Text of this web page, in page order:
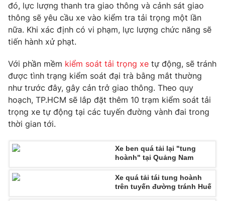
Phim VTV
Hậu trường
Nhân vật
Khán giả
Giải sao mai
Giải trí
Điện ảnh
Sao
Đời sống
Du lịch
Làm đẹp
Chất lượng cuộc sống
Giáo dục
Tuyển sinh
Học trực tuyến
Công nghệ
Hitech Công nghệ tương lai
Sản phẩm
Tư vấn
Giao lưu trực tuyến
Chuyên mục khác
đó, lực lượng thanh tra giao thông và cảnh sát giao
thông sẽ yêu cầu xe vào kiểm tra tải trọng một lần
nữa. Khi xác định có vi phạm, lực lượng chức năng sẽ
tiến hành xử phạt.
Với phần mềm kiểm soát tải trọng xe tự động, sẽ tránh
được tình trạng kiểm soát đại trà bằng mắt thường
như trước đây, gây cản trở giao thông. Theo quy
hoạch, TP.HCM sẽ lắp đặt thêm 10 trạm kiểm soát tải
trọng xe tự động tại các tuyến đường vành đai trong
thời gian tới.
Xe ben quá tải lại "tung
hoành" tại Quảng Nam
Xe quá tải tái tung hoành
trên tuyến đường tránh Huế